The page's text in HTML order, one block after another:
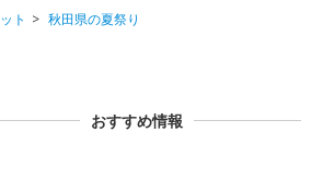
ト
秋田県の夏祭り
おすすめ情報